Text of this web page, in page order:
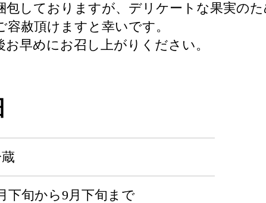
しておりますが、デリケートな果実の
赦頂けますと幸いです。
早めにお召し上がりください。
下旬から9月下旬まで